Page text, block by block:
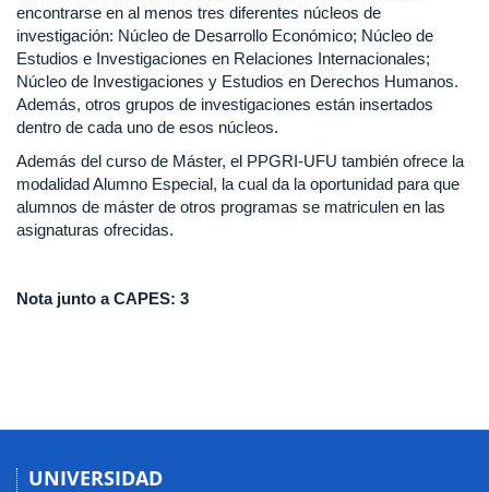
encontrarse en al menos tres diferentes núcleos de
investigación: Núcleo de Desarrollo Económico; Núcleo de
Estudios e Investigaciones en Relaciones Internacionales;
Núcleo de Investigaciones y Estudios en Derechos Humanos.
Además, otros grupos de investigaciones están insertados
dentro de cada uno de esos núcleos.
Además del curso de Máster, el PPGRI-UFU también ofrece la
modalidad Alumno Especial, la cual da la oportunidad para que
alumnos de máster de otros programas se matriculen en las
asignaturas ofrecidas.
Nota junto a CAPES: 3
UNIVERSIDAD